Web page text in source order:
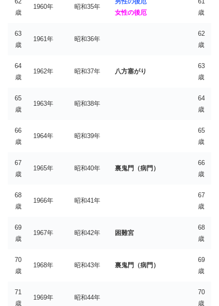
歳
1960年 昭和35年
女性の後厄
歳
63
歳
1961年 昭和36年
62
歳
64
歳
1962年 昭和37年 八方塞がり
63
歳
65
歳
1963年 昭和38年
64
歳
66
歳
1964年 昭和39年
65
歳
67
歳
1965年 昭和40年 裏鬼門（病門）
66
歳
68
歳
1966年 昭和41年
67
歳
69
歳
1967年 昭和42年 困難宮
68
歳
70
歳
1968年 昭和43年 裏鬼門（病門）
69
歳
71
歳
1969年 昭和44年
70
歳